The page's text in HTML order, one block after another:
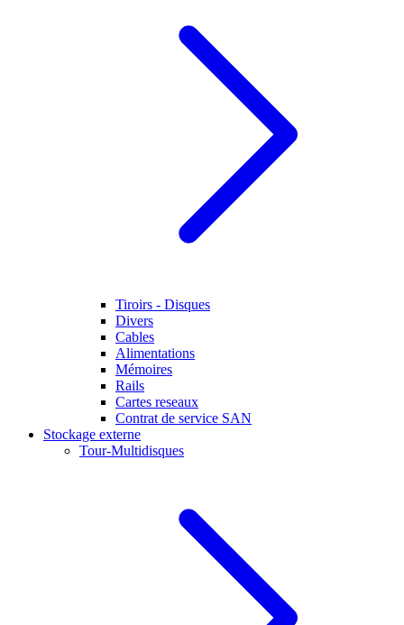
Tiroirs - Disques
Divers
Cables
Alimentations
Mémoires
Rails
Cartes reseaux
Contrat de service SAN
Stockage externe
Tour-Multidisques